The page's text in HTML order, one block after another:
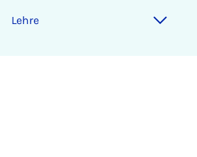
Lehre